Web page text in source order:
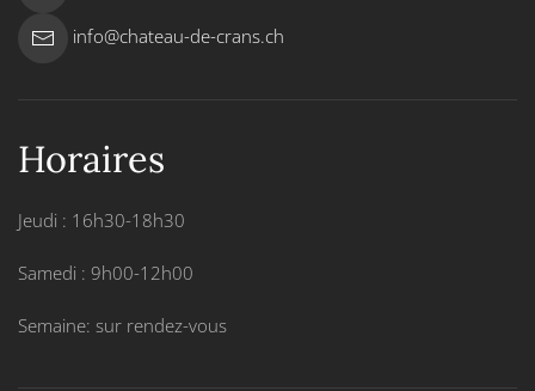
info@chateau-de-crans.ch
Horaires
Jeudi : 16h30-18h30
Samedi : 9h00-12h00
Semaine: sur rendez-vous